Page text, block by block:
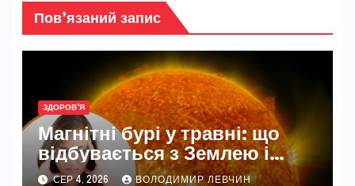
Пов’язаний запис
ЗДОРОВ'Я
Магнітні бурі у травні: що
відбувається з Землею і
нашим самопочуттям
СЕР 4, 2026 ВОЛОДИМИР ЛЕВЧИН